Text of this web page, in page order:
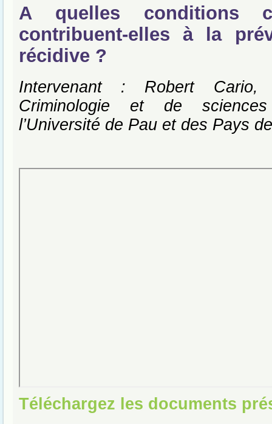
A quelles conditions
contribuent-elles à la
récidive ?
Intervenant : Robert Cario,
Criminologie et de
l’Université de Pau et des Pays
Téléchargez les documents